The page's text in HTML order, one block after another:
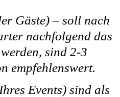
Gäste) – soll nach
nachfolgend das
sind 2-3
empfehlenswert.
Events) sind als